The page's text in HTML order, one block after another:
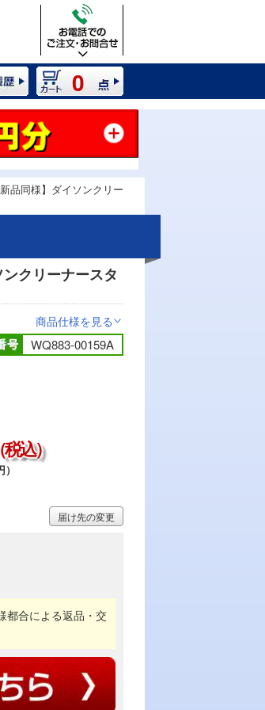
0
品同様】ダイソンクリー
クリーナースタ
商品仕様を見る>
WQ883-00159A
（税込）
届け先の変更
都合による返品・交